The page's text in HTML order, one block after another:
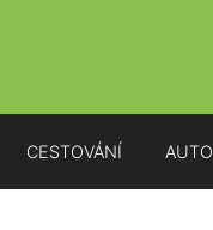
CESTOVÁNÍ AUTO